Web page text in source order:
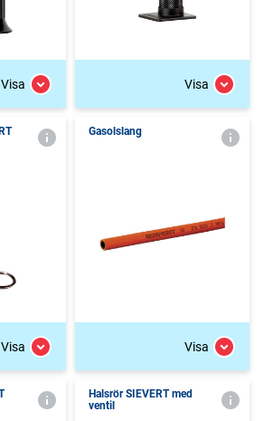
Visa Visa
Visa
Gasolslang
Visa
Halsrör SIEVERT med
ventil